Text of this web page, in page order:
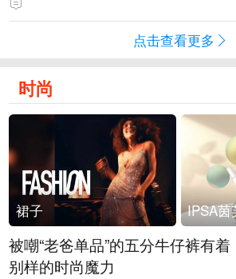
点击查看更多
时尚
裙子
被嘲“老爸单品”的五分牛仔裤有着
别样的时尚魔力